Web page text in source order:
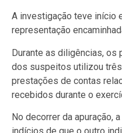
A investigação teve início
representação
Durante as diligências, os
dos suspeitos utilizou
prestações de contas
recebidos durante o
No decorrer da apuração,